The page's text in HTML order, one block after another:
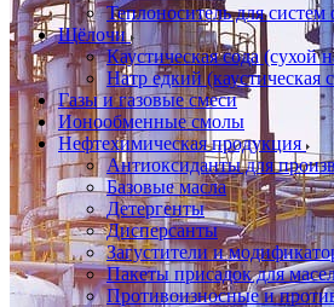
Теплоноситель для
Щёлочи
Каустическая сода (сухой
Натр едкий (каустическая
Газы и газовые смеси
Ионообменные смолы
Нефтехимическая продукция
Антиоксиданты для
Базовые масла
Детергенты
Дисперсанты
Загустители и
Пакеты присадок для
Противоизносные и